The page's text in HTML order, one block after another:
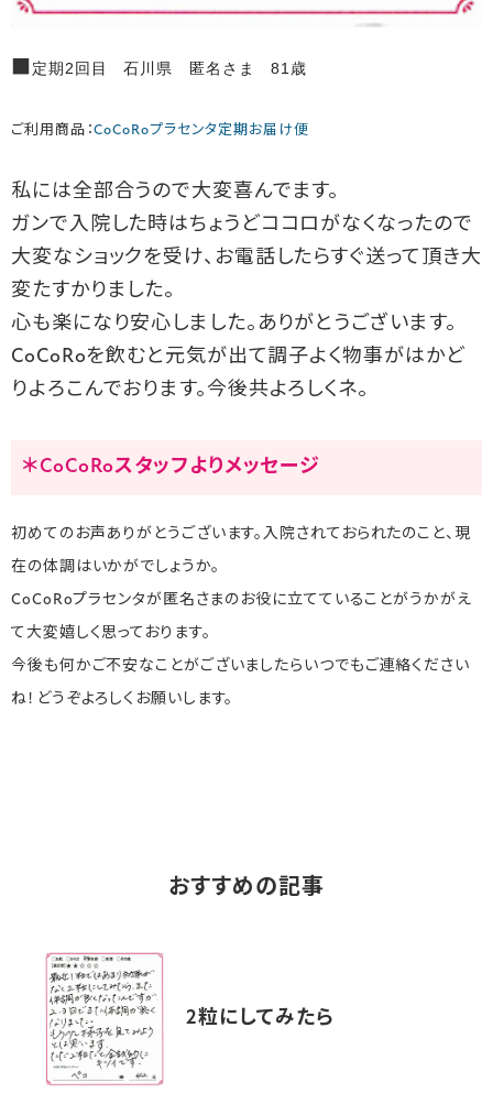
■定期2回目 石川県 匿名さま 81歳
ご利用商品：CoCoRoプラセンタ定期お届け便
私には全部合うので大変喜んでます。
ガンで入院した時はちょうどココロがなくなったので
大変なショックを受け、お電話したらすぐ送って頂き大
変たすかりました。
心も楽になり安心しました。ありがとうございます。
CoCoRoを飲むと元気が出て調子よく物事がはかど
りよろこんでおります。今後共よろしくネ。
＊CoCoRoスタッフよりメッセージ
初めてのお声ありがとうございます。入院されておられたのこと、現
在の体調はいかがでしょうか。
CoCoRoプラセンタが匿名さまのお役に立てていることがうかがえ
て大変嬉しく思っております。
今後も何かご不安なことがございましたらいつでもご連絡ください
ね！どうぞよろしくお願いします。
おすすめの記事
2粒にしてみたら